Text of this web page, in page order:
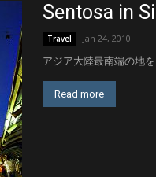
Sentosa in
Travel Jan 24, 2010
アジア大陸最南端の地
Read more